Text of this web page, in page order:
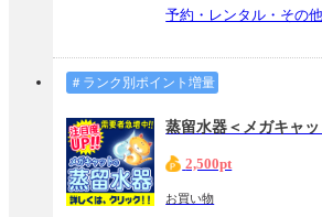
予約・レンタル・その
＃ランク別ポイント増量
蒸留水器＜メガキャッ
2,500pt
お買い物